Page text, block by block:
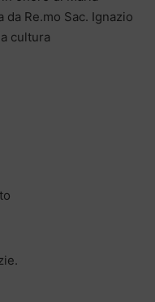
Re.mo Sac. Ignazio
cultura